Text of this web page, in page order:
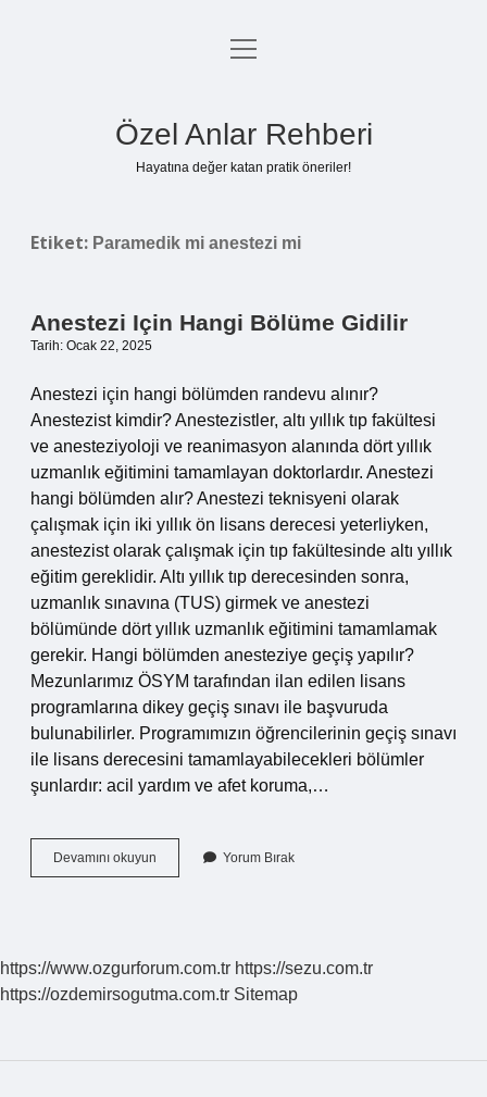
Anasayfa
menüyü
Özel Anlar Rehberi
Hayatına değer katan pratik öneriler!
Etiket: Paramedik mi anestezi mi
Anestezi Için Hangi Bölüme Gidilir
Tarih: Ocak 22, 2025
Anestezi için hangi bölümden randevu alınır?
Anestezist kimdir? Anestezistler, altı yıllık tıp fakültesi
ve anesteziyoloji ve reanimasyon alanında dört yıllık
uzmanlık eğitimini tamamlayan doktorlardır. Anestezi
hangi bölümden alır? Anestezi teknisyeni olarak
çalışmak için iki yıllık ön lisans derecesi yeterliyken,
anestezist olarak çalışmak için tıp fakültesinde altı yıllık
eğitim gereklidir. Altı yıllık tıp derecesinden sonra,
uzmanlık sınavına (TUS) girmek ve anestezi
bölümünde dört yıllık uzmanlık eğitimini tamamlamak
gerekir. Hangi bölümden anesteziye geçiş yapılır?
Mezunlarımız ÖSYM tarafından ilan edilen lisans
programlarına dikey geçiş sınavı ile başvuruda
bulunabilirler. Programımızın öğrencilerinin geçiş sınavı
ile lisans derecesini tamamlayabilecekleri bölümler
şunlardır: acil yardım ve afet koruma,…
Devamını okuyun Anestezi
Için
Yorum Bırak
https://www.ozgurforum.com.tr https://sezu.com.tr
https://ozdemirsogutma.com.tr Sitemap